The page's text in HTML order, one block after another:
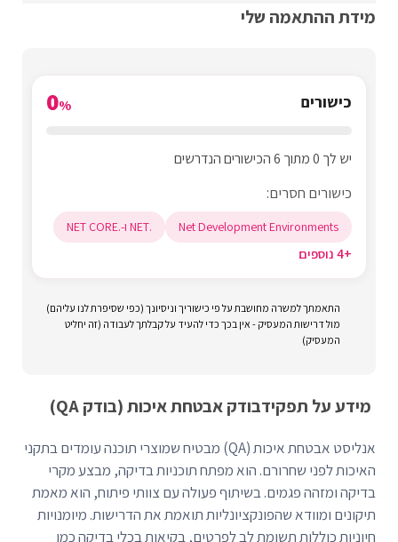
מידת ההתאמה שלי
כישורים 0%
יש לך 0 מתוך 6 הכישורים הנדרשים
כישורים חסרים:
Net Development Environments .NET ו-.NET CORE
+4 נוספים
התאמתך למשרה מחושבת על פי כישוריך וניסיונך (כפי שסיפרת לנו עליהם)
מול דרישות המעסיק - אין בכך כדי להעיד על קבלתך לעבודה (זה יחליט
המעסיק)
מידע על תפקידבודק אבטחת איכות (בודק QA)
אנליסט אבטחת איכות (QA) מבטיח שמוצרי תוכנה עומדים בתקני
האיכות לפני שחרורם. הוא מפתח תוכניות בדיקה, מבצע מקרי
בדיקה ומזהה פגמים. בשיתוף פעולה עם צוותי פיתוח, הוא מאמת
תיקונים ומוודא שהפונקציונליות תואמת את הדרישות. מיומנויות
חיוניות כוללות תשומת לב לפרטים, בקיאות בכלי בדיקה כמו